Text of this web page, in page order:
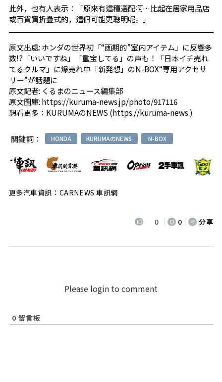
此外，也有人表示：「原來有這種選配啊…比起在居家用品店
或百貨買折疊式的，這個可能更聰明呢。」
原文出處: ホンダの世界初「“画期的”室内アイテム」に反響多
数!?「いいですね」「重宝してる」の声も！「日本イチ売れ
てるクルマ」に爆売れ中「新発想」のN-BOX“専用アクセサ
リー”が話題に
原文記者: くるまのニュース編集部
原文圖庫: https://kuruma-news.jp/photo/917116
想看更多： KURUMAのNEWS (https://kuruma-news.)
關鍵詞： HONDA KURUMAのNEWS N-BOX
更多汽車資訊：CARNEWS 車訊網
0 0 分享
Please login to comment
0 留言板